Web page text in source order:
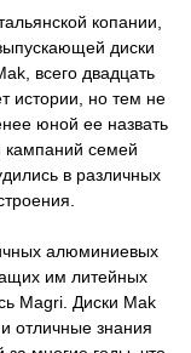
копании,
диски
всего двадцать
истории, но тем не
юной ее назвать
кампаний семей
в различных
алюминиевых
им литейных
Magri. Диски Mak
отличные знания